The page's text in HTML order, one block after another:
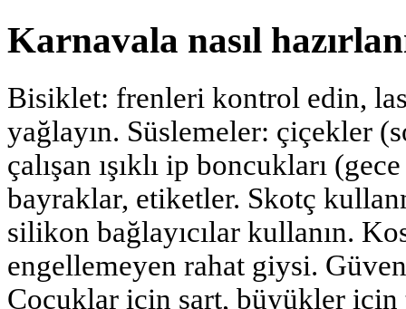
Karnavala nasıl
Bisiklet: frenleri kontrol edin,
yağlayın. Süslemeler: çiçekler
çalışan ışıklı ip boncukları
bayraklar, etiketler. Skotç
silikon bağlayıcılar kullanın.
engellemeyen rahat giysi.
Çocuklar için şart, büyükler için